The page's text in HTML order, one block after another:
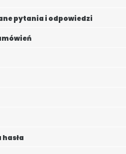
pytania i odpowiedzi